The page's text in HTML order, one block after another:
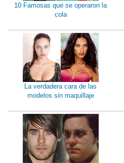
10 Famosas que se operaron la
cola
La verdadera cara de las
modelos sin maquillaje